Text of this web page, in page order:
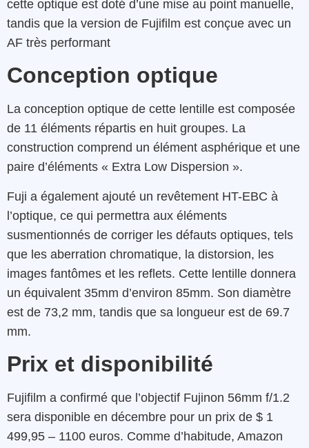
cette optique est doté d’une mise au point manuelle,
tandis que la version de Fujifilm est conçue avec un
AF très performant
Conception optique
La conception optique de cette lentille est composée
de 11 éléments répartis en huit groupes. La
construction comprend un élément asphérique et une
paire d’éléments « Extra Low Dispersion ».
Fuji a également ajouté un revêtement HT-EBC à
l’optique, ce qui permettra aux éléments
susmentionnés de corriger les défauts optiques, tels
que les aberration chromatique, la distorsion, les
images fantômes et les reflets. Cette lentille donnera
un équivalent 35mm d’environ 85mm. Son diamètre
est de 73,2 mm, tandis que sa longueur est de 69.7
mm.
Prix et disponibilité
Fujifilm a confirmé que l’objectif Fujinon 56mm f/1.2
sera disponible en décembre pour un prix de $ 1
499,95 – 1100 euros. Comme d’habitude, Amazon